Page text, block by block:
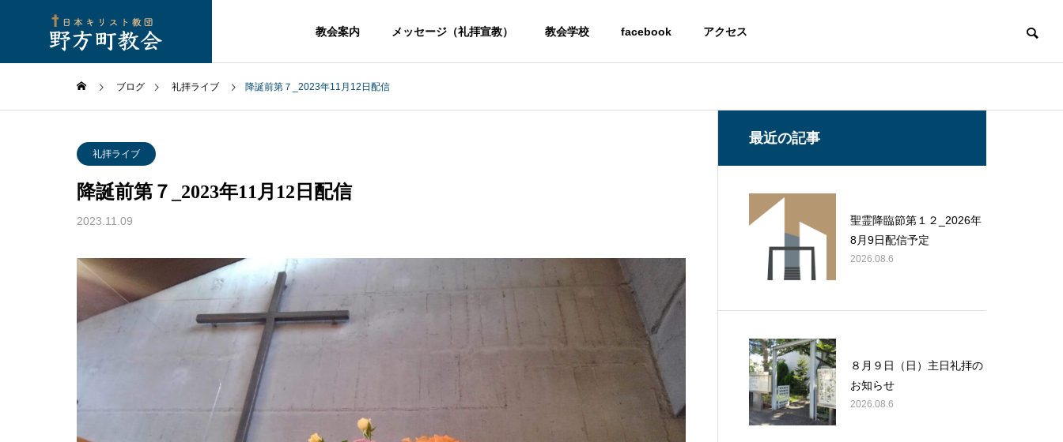
教会案内 メッセージ（礼拝宣教） 教会学校 facebook アクセス
ブログ 礼拝ライブ 降誕前第７_2023年11月12日配信
礼拝ライブ
降誕前第７_2023年11月12日配信
2023.11.09
最近の記事
聖霊降臨節第１２_2026年
8月9日配信予定
2026.08.6
８月９日（日）主日礼拝の
お知らせ
2026.08.6